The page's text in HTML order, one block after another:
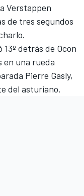
Verstappen
de tres segundos
detrás de Ocon
en una rueda
Pierre Gasly,
del asturiano.